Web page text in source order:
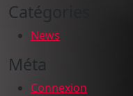
Catégories
News
Méta
Connexion